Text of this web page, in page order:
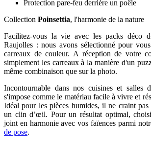
Protection pare-feu derrière un poêle
Collection Poinsettia, l'harmonie de la nature
Facilitez-vous la vie avec les packs déco
Raujolles : nous avons sélectionné pour
carreaux de couleur. A réception de votre
simplement les carreaux à la manière d'un
même combinaison que sur la photo.
Incontournable dans nos cuisines et salles
s'impose comme le matériau facile à vivre et
Idéal pour les pièces humides, il ne craint pas
un clin d’œil. Pour un résultat optimal,
joint en harmonie avec vos faïences parmi
de pose.